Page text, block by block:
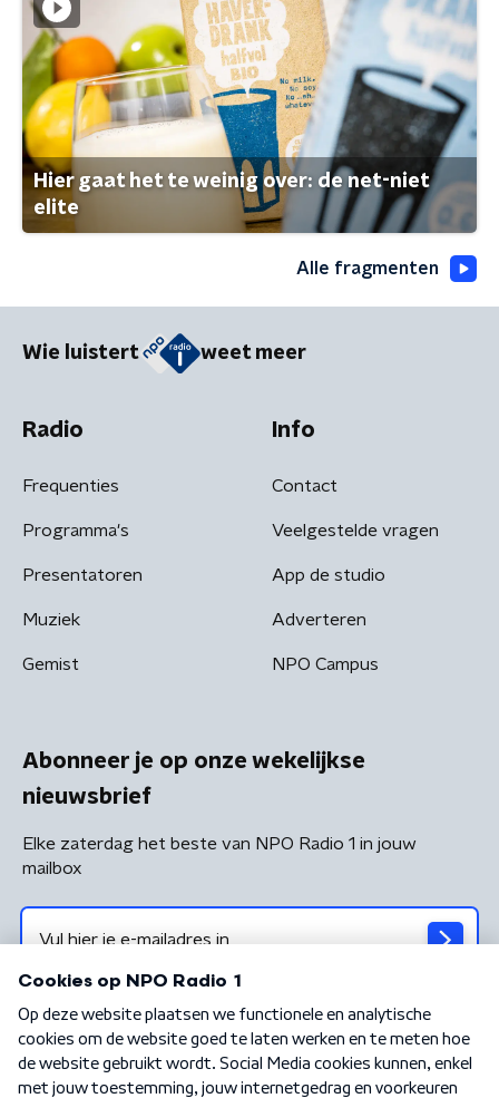
Hier gaat het te weinig over: de net-niet
elite
Alle fragmenten
Wie luistert weet meer
Radio
Frequenties
Programma's
Presentatoren
Muziek
Gemist
Info
Contact
Veelgestelde vragen
App de studio
Adverteren
NPO Campus
Abonneer je op onze wekelijkse
nieuwsbrief
Elke zaterdag het beste van NPO Radio 1 in jouw
mailbox
Algemene voorwaarden Privacybeleid